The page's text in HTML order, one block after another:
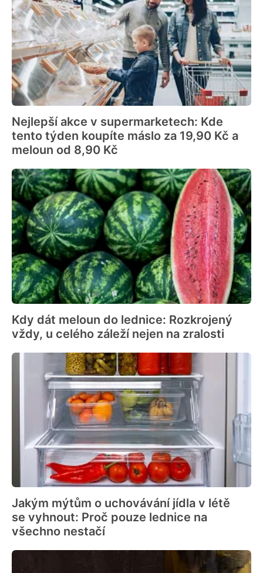
Nejlepší akce v supermarketech: Kde
tento týden koupíte máslo za 19,90 Kč a
meloun od 8,90 Kč
Kdy dát meloun do lednice: Rozkrojený
vždy, u celého záleží nejen na zralosti
Jakým mýtům o uchovávání jídla v létě
se vyhnout: Proč pouze lednice na
všechno nestačí